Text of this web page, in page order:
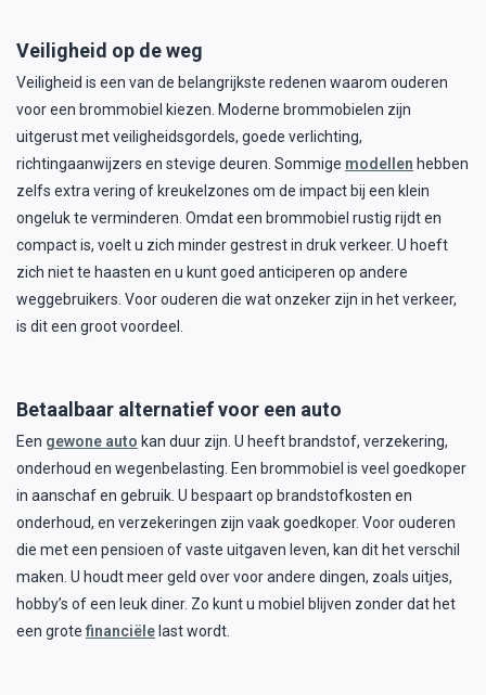
Veiligheid op de weg
Veiligheid is een van de belangrijkste redenen waarom ouderen
voor een brommobiel kiezen. Moderne brommobielen zijn
uitgerust met veiligheidsgordels, goede verlichting,
richtingaanwijzers en stevige deuren. Sommige modellen hebben
zelfs extra vering of kreukelzones om de impact bij een klein
ongeluk te verminderen. Omdat een brommobiel rustig rijdt en
compact is, voelt u zich minder gestrest in druk verkeer. U hoeft
zich niet te haasten en u kunt goed anticiperen op andere
weggebruikers. Voor ouderen die wat onzeker zijn in het verkeer,
is dit een groot voordeel.
Betaalbaar alternatief voor een auto
Een gewone auto kan duur zijn. U heeft brandstof, verzekering,
onderhoud en wegenbelasting. Een brommobiel is veel goedkoper
in aanschaf en gebruik. U bespaart op brandstofkosten en
onderhoud, en verzekeringen zijn vaak goedkoper. Voor ouderen
die met een pensioen of vaste uitgaven leven, kan dit het verschil
maken. U houdt meer geld over voor andere dingen, zoals uitjes,
hobby’s of een leuk diner. Zo kunt u mobiel blijven zonder dat het
een grote financiële last wordt.